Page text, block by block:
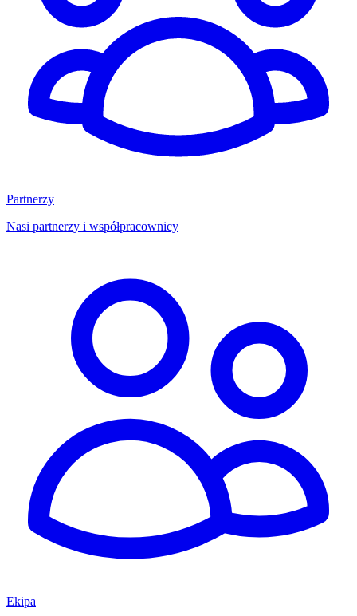
Partnerzy
Nasi partnerzy i współpracownicy
Ekipa